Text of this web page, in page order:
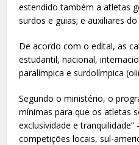
estendido também a atletas
surdos e guias; e auxiliares
De acordo com o edital, as
estudantil, nacional,
paralímpica e surdolímpica
Segundo o ministério, o
mínimas para que os atletas
exclusividade e
competições locais, sul-